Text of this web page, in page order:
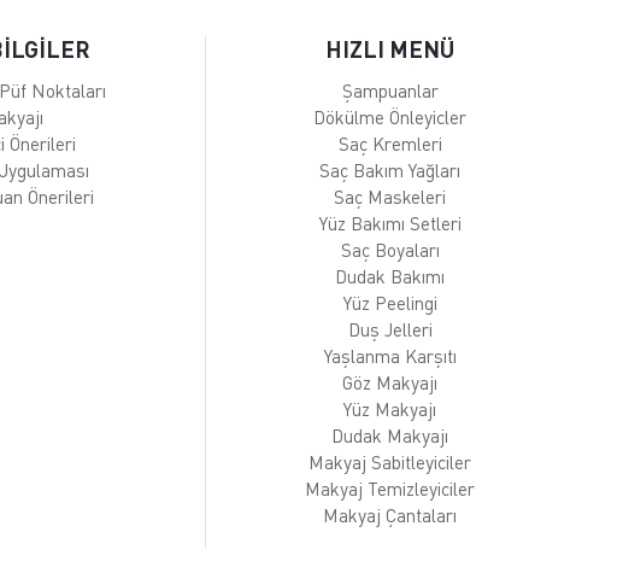
Noktaları
Önerileri
Önerileri
HIZLI MENÜ
Şampuanlar
Dökülme Önleyicler
Saç Kremleri
Saç Bakım Yağları
Saç Maskeleri
Yüz Bakımı Setleri
Saç Boyaları
Dudak Bakımı
Yüz Peelingi
Duş Jelleri
Yaşlanma Karşıtı
Göz Makyajı
Yüz Makyajı
Dudak Makyajı
Makyaj Sabitleyiciler
Makyaj Temizleyiciler
Makyaj Çantaları